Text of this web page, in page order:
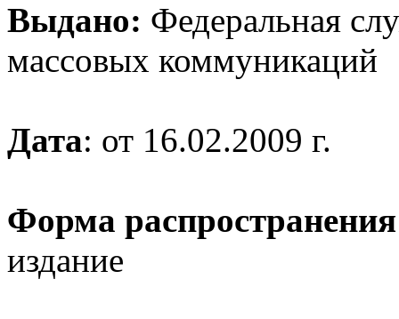
Выдано: Федеральная
массовых коммуникаций
Дата: от 16.02.2009 г.
Форма распространения
издание